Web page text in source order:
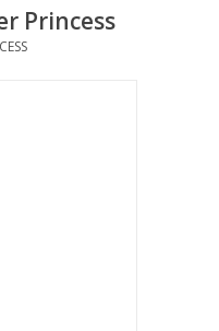
Princess